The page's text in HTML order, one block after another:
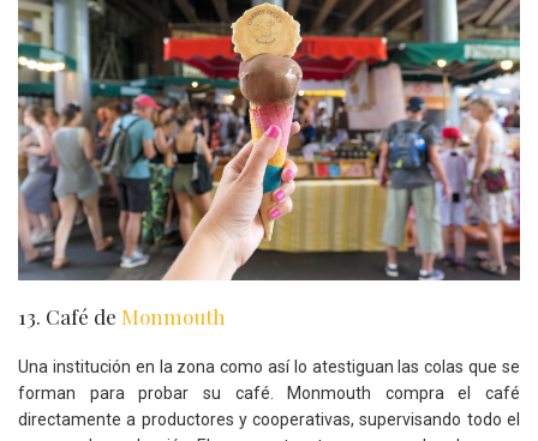
13. Café de Monmouth
Una institución en la zona como así lo atestiguan las colas que se
forman para probar su café. Monmouth compra el café
directamente a productores y cooperativas, supervisando todo el